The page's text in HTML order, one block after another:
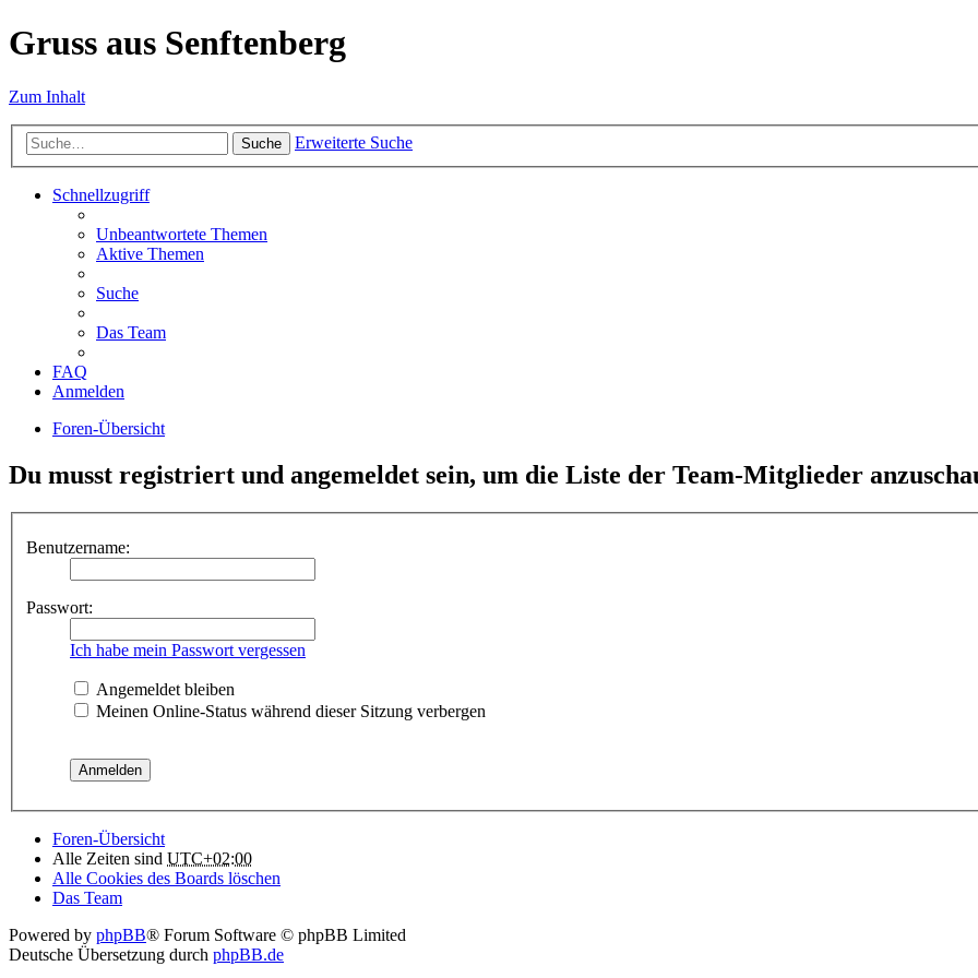
Gruss aus Senftenberg
Zum Inhalt
Suche Erweiterte Suche
Schnellzugriff
Unbeantwortete Themen
Aktive Themen
Suche
Das Team
FAQ
Anmelden
Foren-Übersicht
Du musst registriert und angemeldet sein, um die Liste der Team-Mitglieder
Benutzername:
Passwort:
Ich habe mein Passwort vergessen
Angemeldet bleiben
Meinen Online-Status während dieser Sitzung verbergen
Foren-Übersicht
Alle Zeiten sind UTC+02:00
Alle Cookies des Boards löschen
Das Team
Powered by phpBB® Forum Software © phpBB Limited
Deutsche Übersetzung durch phpBB.de